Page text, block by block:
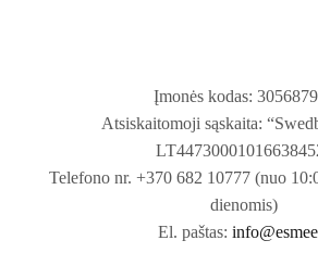
Įmonės kodas:
Atsiskaitomoji sąskaita:
Telefono nr. +370 682 10777 (nuo
dienomis)
El. paštas: